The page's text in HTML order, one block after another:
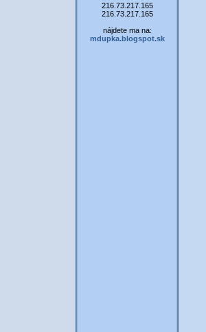
216.73.217.165
216.73.217.165
nájdete ma na:
mdupka.blogspot.sk